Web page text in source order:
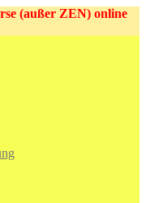
(außer ZEN) online